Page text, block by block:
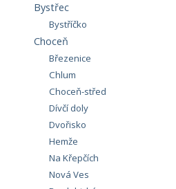
Bystřec
Bystříčko
Choceň
Březenice
Chlum
Choceň-střed
Dívčí doly
Dvořisko
Hemže
Na Křepčích
Nová Ves